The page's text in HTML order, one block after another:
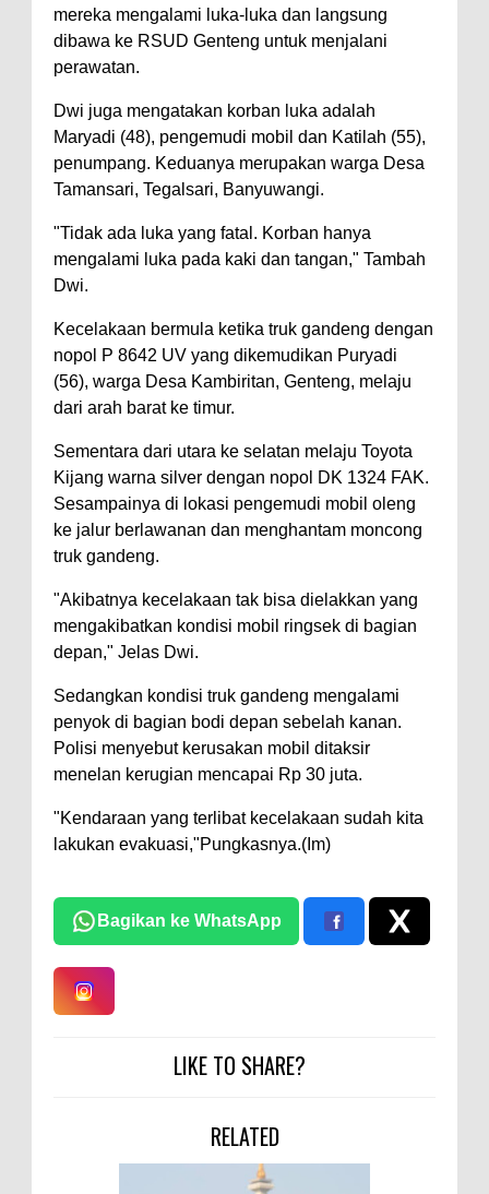
mereka mengalami luka-luka dan langsung
dibawa ke RSUD Genteng untuk menjalani
perawatan.
Dwi juga mengatakan korban luka adalah
Maryadi (48), pengemudi mobil dan Katilah (55),
penumpang. Keduanya merupakan warga Desa
Tamansari, Tegalsari, Banyuwangi.
"Tidak ada luka yang fatal. Korban hanya
mengalami luka pada kaki dan tangan," Tambah
Dwi.
Kecelakaan bermula ketika truk gandeng dengan
nopol P 8642 UV yang dikemudikan Puryadi
(56), warga Desa Kambiritan, Genteng, melaju
dari arah barat ke timur.
Sementara dari utara ke selatan melaju Toyota
Kijang warna silver dengan nopol DK 1324 FAK.
Sesampainya di lokasi pengemudi mobil oleng
ke jalur berlawanan dan menghantam moncong
truk gandeng.
"Akibatnya kecelakaan tak bisa dielakkan yang
mengakibatkan kondisi mobil ringsek di bagian
depan," Jelas Dwi.
Sedangkan kondisi truk gandeng mengalami
penyok di bagian bodi depan sebelah kanan.
Polisi menyebut kerusakan mobil ditaksir
menelan kerugian mencapai Rp 30 juta.
"Kendaraan yang terlibat kecelakaan sudah kita
lakukan evakuasi,"Pungkasnya.(Im)
Bagikan ke WhatsApp
LIKE TO SHARE?
RELATED